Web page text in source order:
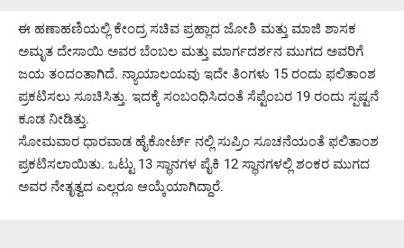
ಈ ಹಣಾಹಣಿಯಲ್ಲಿ ಕೇಂದ್ರ ಸಚಿವ ಪ್ರಹ್ಲಾದ ಜೋಶಿ ಮತ್ತು ಮಾಜಿ ಶಾಸಕ
ಅಮೃತ ದೇಸಾಯಿ ಅವರ ಬೆಂಬಲ ಮತ್ತು ಮಾರ್ಗದರ್ಶನ ಮುಗದ ಅವರಿಗೆ
ಜಯ ತಂದಂತಾಗಿದೆ. ನ್ಯಾಯಾಲಯವು ಇದೇ ತಿಂಗಳು 15 ರಂದು ಫಲಿತಾಂಶ
ಪ್ರಕಟಿಸಲು ಸೂಚಿಸಿತ್ತು. ಇದಕ್ಕೆ ಸಂಬಂಧಿಸಿದಂತೆ ‌ಸೆಪ್ಟೆಂಬರ 19 ರಂದು ಸ್ಪಷ್ಟನೆ
ಕೂಡ ನೀಡಿತ್ತು.
ಸೋಮವಾರ ಧಾರವಾಡ ಹೈಕೋರ್ಟ್ ನಲ್ಲಿ ಸುಪ್ರಿಂ ಸೂಚನೆಯಂತೆ ಫಲಿತಾಂಶ
ಪ್ರಕಟಿಸಲಾಯಿತು. ಒಟ್ಟು 13 ಸ್ಥಾನಗಳ ಪೈಕಿ 12 ಸ್ಥಾನಗಳಲ್ಲಿ ಶಂಕರ‌ ಮುಗದ
ಅವರ ನೇತೃತ್ವದ ಎಲ್ಲರೂ ಆಯ್ಕೆಯಾಗಿದ್ದಾರೆ.